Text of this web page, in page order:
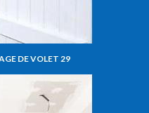
DE VOLET 29